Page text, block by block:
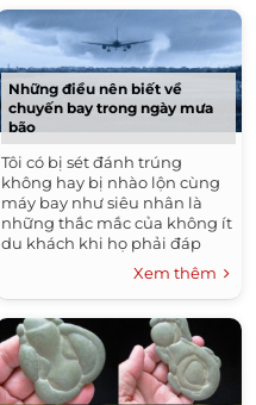
Những điều nên biết về
chuyến bay trong ngày mưa
bão
Tôi có bị sét đánh trúng
không hay bị nhào lộn cùng
máy bay như siêu nhân là
những thắc mắc của không ít
du khách khi họ phải đáp
một chuyến bay vào ngày
Xem thêm